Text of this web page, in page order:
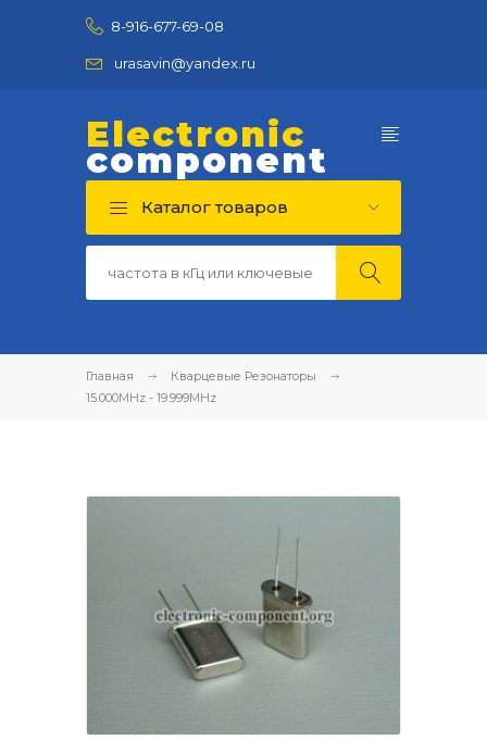
8-916-677-69-08
urasavin@yandex.ru
Electronic
component
Каталог товаров
Главная
Кварцевые Резонаторы
15.000MHz - 19.999MHz